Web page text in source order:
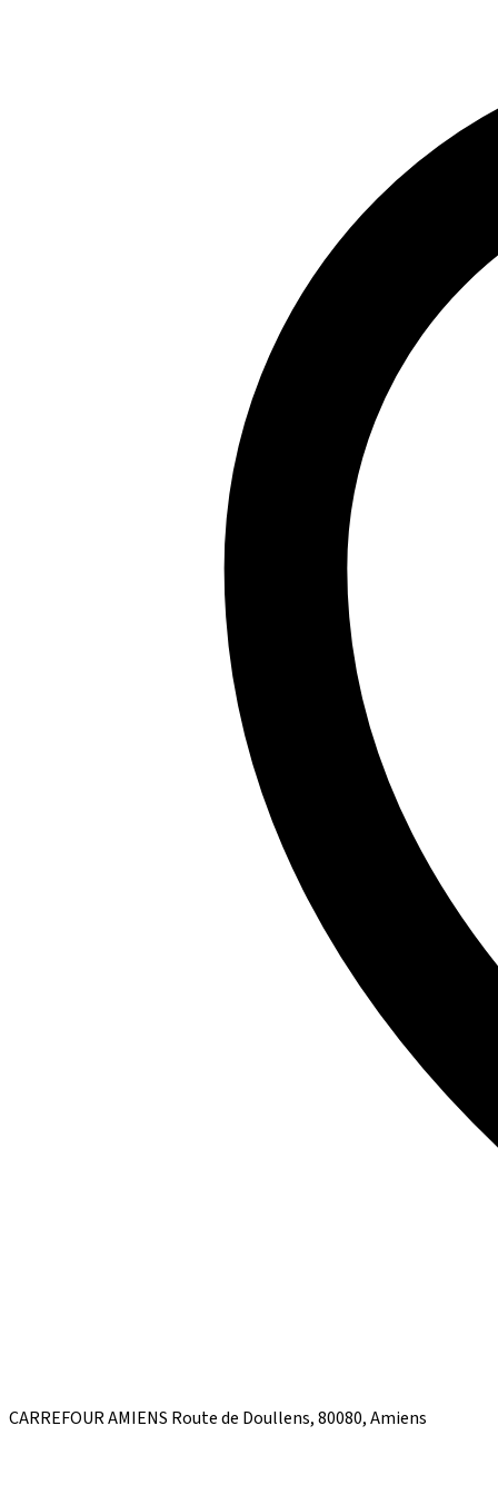
CARREFOUR AMIENS Route de Doullens, 80080, Amiens